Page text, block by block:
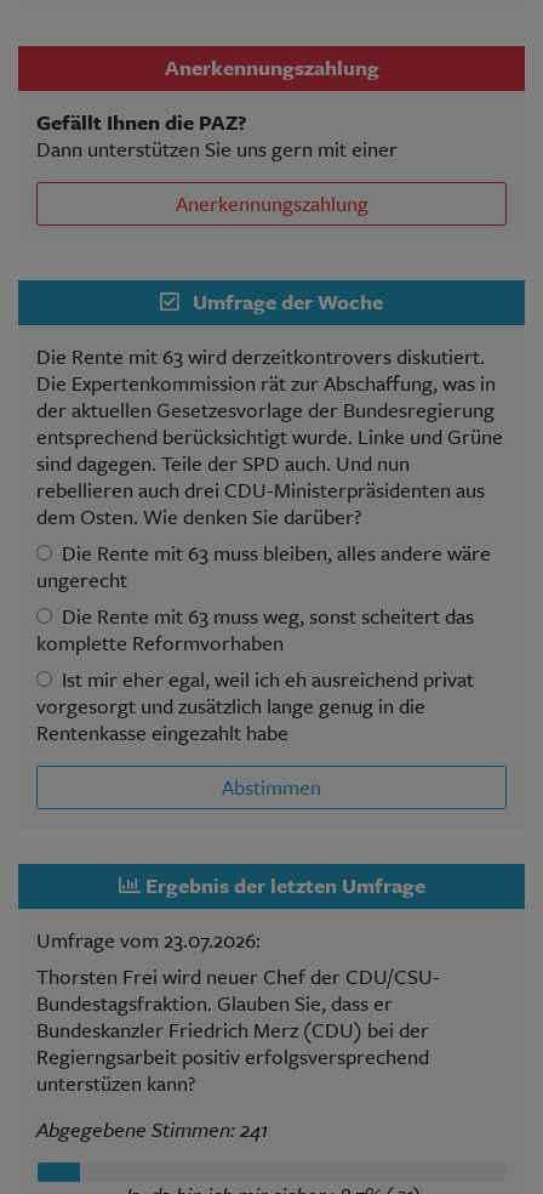
Anerkennungszahlung
Gefällt Ihnen die PAZ?
Dann unterstützen Sie uns gern mit einer
Anerkennungszahlung
Umfrage der Woche
Die Rente mit 63 wird derzeitkontrovers diskutiert.
Die Expertenkommission rät zur Abschaffung, was in
der aktuellen Gesetzesvorlage der Bundesregierung
entsprechend berücksichtigt wurde. Linke und Grüne
sind dagegen. Teile der SPD auch. Und nun
rebellieren auch drei CDU-Ministerpräsidenten aus
dem Osten. Wie denken Sie darüber?
Die Rente mit 63 muss bleiben, alles andere wäre
ungerecht
Die Rente mit 63 muss weg, sonst scheitert das
komplette Reformvorhaben
Ist mir eher egal, weil ich eh ausreichend privat
vorgesorgt und zusätzlich lange genug in die
Rentenkasse eingezahlt habe
Abstimmen
Ergebnis der letzten Umfrage
Umfrage vom 23.07.2026:
Thorsten Frei wird neuer Chef der CDU/CSU-
Bundestagsfraktion. Glauben Sie, dass er
Bundeskanzler Friedrich Merz (CDU) bei der
Regierngsarbeit positiv erfolgsversprechend
unterstüzen kann?
Abgegebene Stimmen: 241